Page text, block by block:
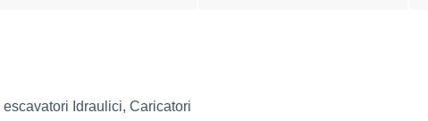
Idraulici, Caricatori